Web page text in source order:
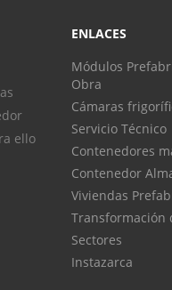
ello
ENLACES
Módulos
Obra
Cámaras
Servicio Técnico
Contenedores
Contenedor
Viviendas
Transformación
Sectores
Instazarca